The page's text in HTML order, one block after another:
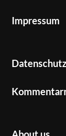
Impressum